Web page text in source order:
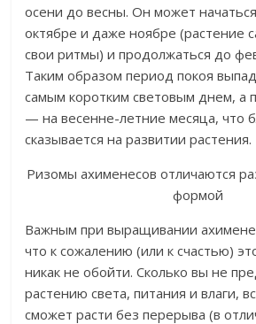
осени до весны. Он может
октябре и даже ноябре (растение
свои ритмы) и продолжаться до
Таким образом период покоя
самым коротким световым днем, а
— на весенне-летние месяца, что
сказывается на развитии растения.
Ризомы ахименесов отличаются
формой
Важным при выращивании
что к сожалению (или к счастью)
никак не обойти. Сколько вы не
растению света, питания и влаги,
сможет расти без перерыва (в